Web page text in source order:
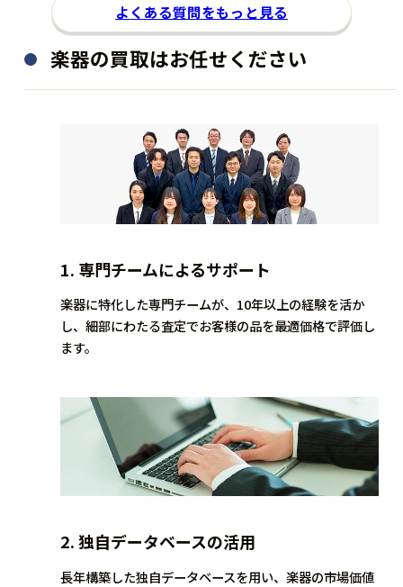
よくある質問をもっと見る
楽器の買取はお任せください
1. 専門チームによるサポート
楽器に特化した専門チームが、10年以上の経験を活か
し、細部にわたる査定でお客様の品を最適価格で評価し
ます。
2.独自データベースの活用
長年構築した独自データベースを用い、楽器の市場価値